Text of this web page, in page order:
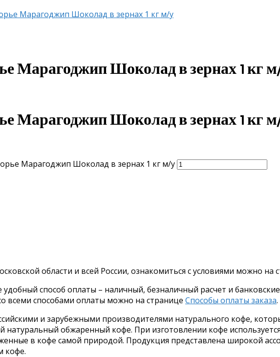
Марагоджип Шоколад в зернах 1 кг м/у
Марагоджип Шоколад в зернах 1 кг
Марагоджип Шоколад в зернах 1 кг
Марагоджип Шоколад в зернах 1 кг м/у
области и всей России, ознакомиться с условиями можно на
способ оплаты – наличный, безналичный расчет и
всеми способами оплаты можно на странице Способы оплаты заказа.
и зарубежными производителями натурального кофе,
обжаренный кофе. При изготовлении кофе
в кофе самой природой. Продукция представлена широкой
кофе.